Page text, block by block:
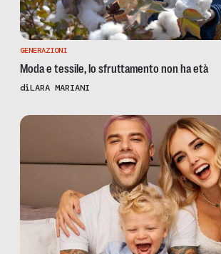
GENERAZIONI
Moda e tessile, lo sfruttamento non ha età
diLARA MARIANI